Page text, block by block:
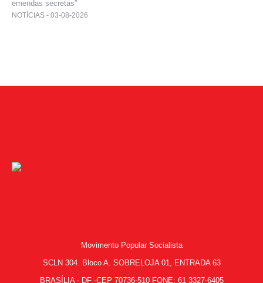
emendas secretas”
NOTÍCIAS - 03-08-2026
Movimento Popular Socialista
SCLN 304. Bloco A. SOBRELOJA 01, ENTRADA 63
BRASÍLIA - DF -CEP 70736-510 FONE: 61 3327-6405